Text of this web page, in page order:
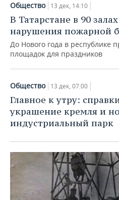
ВОЛЕЙБОЛ
КИБЕРСПОРТ
ВОДНЫЕ ВИДЫ СПОРТА
ХОККЕЙ С МЯЧОМ
ИСТОРИЯ
КУЛЬТУРА
ОБРАЗОВАНИЕ
ПРОИСШЕСТВИЯ
СПИСОК ПЕРСОН
СПИСОК КОМПАНИЙ
ПОЛНАЯ ВЕРСИЯ
Общество 13 дек, 14:10
В Татарстане в 90
нарушения пожарной
До Нового года в республике
площадок для праздников
Общество 13 дек, 07:00
Главное к утру:
украшение кремля и
индустриальный парк